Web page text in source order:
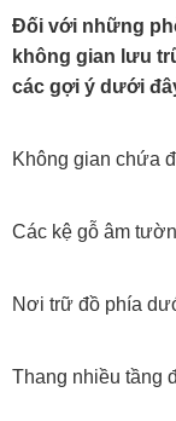
Đối với những
không gian lưu
các gợi ý dưới
Không gian chứa
Các kệ gỗ âm
Nơi trữ đồ phía
Thang nhiều tầng